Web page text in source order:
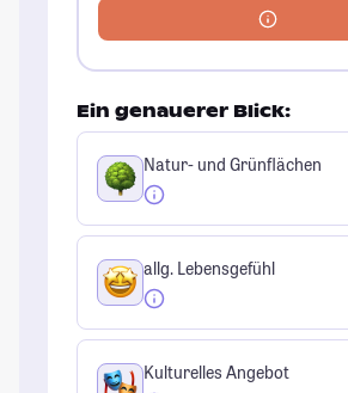
Ein genauerer Blick:
Natur- und Grünflächen
allg. Lebensgefühl
Kulturelles Angebot